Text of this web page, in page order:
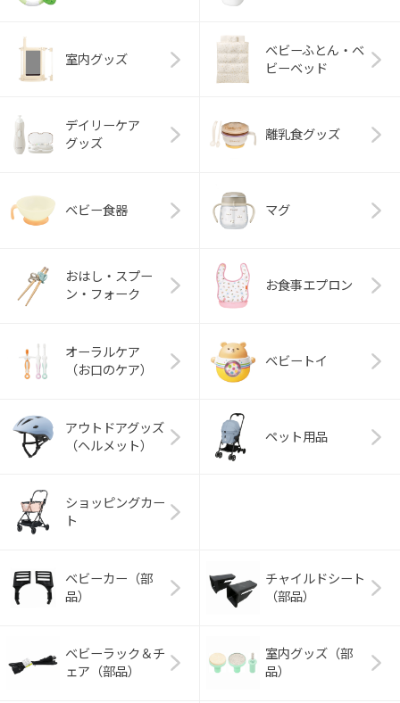
室内グッズ
ベビーふとん・ベ
ビーベッド
デイリーケア
グッズ
離乳食グッズ
ベビー食器 マグ
おはし・スプー
ン・フォーク
お食事エプロン
オーラルケア
（お口のケア）
ベビートイ
アウトドアグッズ
（ヘルメット）
ペット用品
ショッピングカー
ト
ベビーカー（部
品）
チャイルドシート
（部品）
ベビーラック＆チ
ェア（部品）
室内グッズ（部
品）